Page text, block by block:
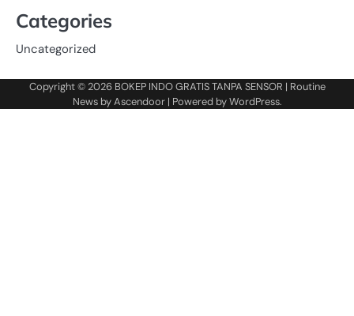
Categories
Uncategorized
Copyright © 2026 BOKEP INDO GRATIS TANPA SENSOR | Routine
News byAscendoor| Powered byWordPress.